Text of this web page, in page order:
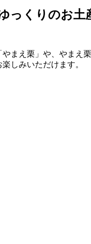
っくりのお土
まえ栗」や、やまえ
しみいただけます。